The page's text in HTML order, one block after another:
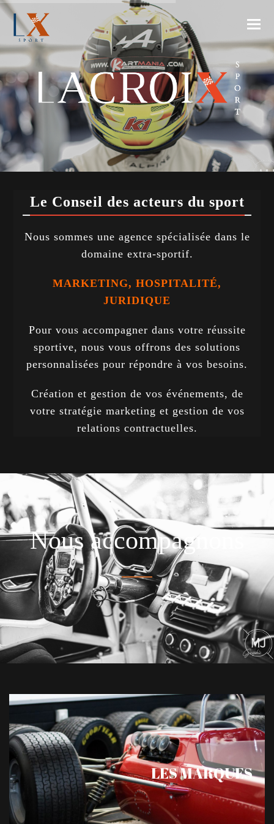
Le Conseil des acteurs du sport
Nous sommes une agence spécialisée dans le
domaine extra-sportif.
MARKETING, HOSPITALITÉ,
JURIDIQUE
Pour vous accompagner dans votre réussite
sportive, nous vous offrons des solutions
personnalisées pour répondre à vos besoins.
Création et gestion de vos événements, de
votre stratégie marketing et gestion de vos
relations contractuelles.
Nous accompagnons
LES MARQUES
LES MARQUES
Accompagnement des marques présentes dans le
sport : marque de voiture, de vêtements de sport,
d’équipements automobiles, d’équipements
techniques, …
Je suis une marque